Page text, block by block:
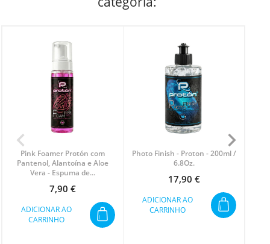
Pink Foamer Protón com
Pantenol, Alantoína e Aloe
Vera - Espuma de...
Preço
7,90 €
ADICIONAR AO
CARRINHO
Photo Finish - Proton - 200ml /
6.8Oz.
Preço
17,90 €
ADICIONAR AO
CARRINHO